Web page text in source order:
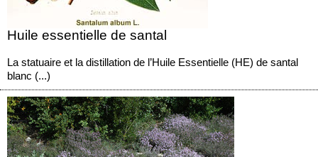
Huile essentielle de santal
La statuaire et la distillation de l’Huile Essentielle (HE) de santal
blanc (...)